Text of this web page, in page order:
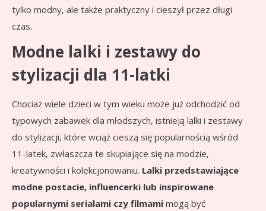
tylko modny, ale także praktyczny i cieszył przez długi
czas.
Modne lalki i zestawy do
stylizacji dla 11-latki
Chociaż wiele dzieci w tym wieku może już odchodzić od
typowych zabawek dla młodszych, istnieją lalki i zestawy
do stylizacji, które wciąż cieszą się popularnością wśród
11-latek, zwłaszcza te skupiające się na modzie,
kreatywności i kolekcjonowaniu. Lalki przedstawiające
modne postacie, influencerki lub inspirowane
popularnymi serialami czy filmami mogą być